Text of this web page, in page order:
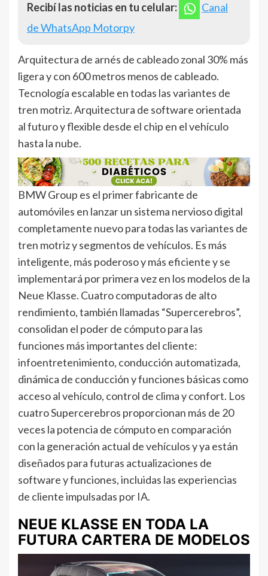
Recibí las noticias en tu celular:
Canal
de WhatsApp Motorpy
Arquitectura de arnés de cableado zonal 30% más
ligera y con 600 metros menos de cableado.
Tecnología escalable en todas las variantes de
tren motriz. Arquitectura de software orientada
al futuro y flexible desde el chip en el vehículo
hasta la nube.
BMW Group es el primer fabricante de
automóviles en lanzar un sistema nervioso digital
completamente nuevo para todas las variantes de
tren motriz y segmentos de vehículos. Es más
inteligente, más poderoso y más eficiente y se
implementará por primera vez en los modelos de la
Neue Klasse. Cuatro computadoras de alto
rendimiento, también llamadas “Supercerebros”,
consolidan el poder de cómputo para las
funciones más importantes del cliente:
infoentretenimiento, conducción automatizada,
dinámica de conducción y funciones básicas como
acceso al vehículo, control de clima y confort. Los
cuatro Supercerebros proporcionan más de 20
veces la potencia de cómputo en comparación
con la generación actual de vehículos y ya están
diseñados para futuras actualizaciones de
software y funciones, incluidas las experiencias
de cliente impulsadas por IA.
NEUE KLASSE EN TODA LA
FUTURA CARTERA DE MODELOS